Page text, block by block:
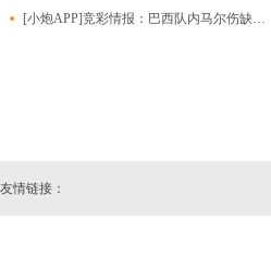
[小炮APP]竞彩情报：巴西队内马尔伤缺无缘比赛
友情链接：